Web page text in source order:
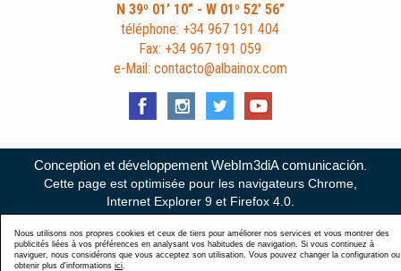
N 39º 01’ 10” - W 01º 52’ 56”
téléphone: +34 967 191 404
Fax: +34 967 191 059
e-Mail: contacto@albainox.com
Conception et développement WebIm3diA comunicación.
Cette page est optimisée pour les navigateurs Chrome,
Internet Explorer 9 et Firefox 4.0.
Nous utilisons nos propres cookies et ceux de tiers pour améliorer nos services et vous montrer des
publicités liées à vos préférences en analysant vos habitudes de navigation. Si vous continuez à
naviguer, nous considérons que vous acceptez son utilisation. Vous pouvez changer la configuration ou
obtenir plus d'informations ici.